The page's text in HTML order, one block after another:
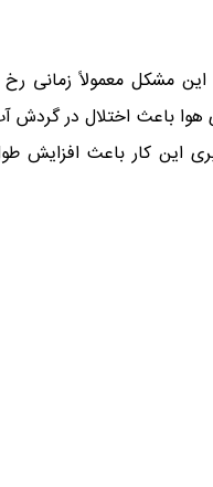
مشکل معمولاً زمانی رخ
باعث اختلال در گردش آب
کار باعث افزایش